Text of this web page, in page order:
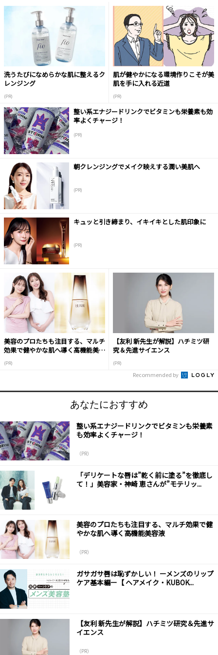
洗うたびになめらかな肌に整えるク
レンジング
(PR)
肌が健やかになる環境作りこそが美
肌を手に入れる近道
(PR)
整い系エナジードリンクでビタミンも栄養素も効
率よくチャージ！
(PR)
朝クレンジングでメイク映えする潤い美肌へ
(PR)
キュッと引き締まり、イキイキとした肌印象に
(PR)
美容のプロたちも注目する、マルチ
効果で健やかな肌へ導く高機能美容
(PR)
【友利 新先生が解説】ハチミツ研
究＆先進サイエンス
(PR)
Recommended by
あなたにおすすめ
整い系エナジードリンクでビタミンも栄養素
も効率よくチャージ！
（PR）
「デリケートな唇は”乾く前に塗る”を徹底し
て！」美容家・神崎 恵さんが”モテリッ...
美容のプロたちも注目する、マルチ効果で健
やかな肌へ導く高機能美容液
（PR）
ガサガサ唇は恥ずかしい！ ーメンズのリップ
ケア基本編ー【 ヘアメイク・KUBOK...
【友利 新先生が解説】ハチミツ研究＆先進サ
イエンス
（PR）